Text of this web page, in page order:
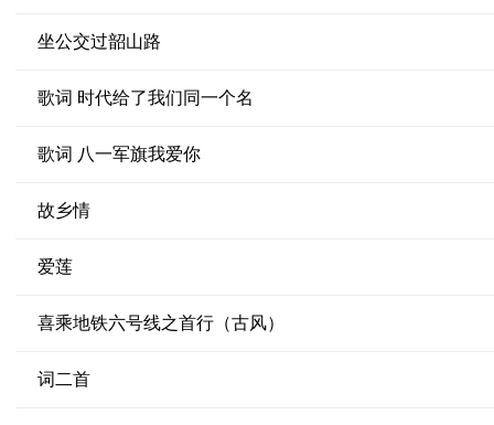
坐公交过韶山路
歌词 时代给了我们同一个名
歌词 八一军旗我爱你
故乡情
爱莲
喜乘地铁六号线之首行（古风）
词二首